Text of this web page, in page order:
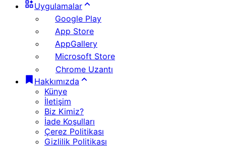
Uygulamalar
Google Play
App Store
AppGallery
Microsoft Store
Chrome Uzantı
Hakkımızda
Künye
İletişim
Biz Kimiz?
İade Koşulları
Çerez Politikası
Gizlilik Politikası